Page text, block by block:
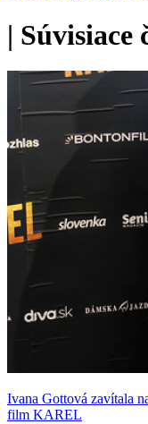
| Súvisiace
Ivana Gottová zavítala
film KAREL